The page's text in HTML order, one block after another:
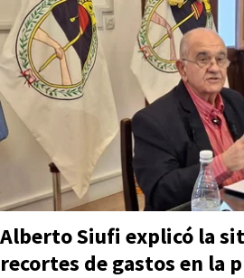
Alberto Siufi explicó la
recortes de gastos en la